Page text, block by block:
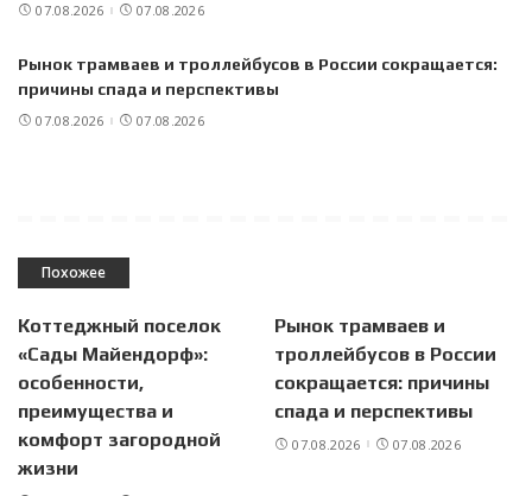
07.08.2026 07.08.2026
Рынок трамваев и троллейбусов в России сокращается:
причины спада и перспективы
07.08.2026 07.08.2026
Похожее
Коттеджный поселок
«Сады Майендорф»:
особенности,
преимущества и
комфорт загородной
жизни
Рынок трамваев и
троллейбусов в России
сокращается: причины
спада и перспективы
07.08.2026 07.08.2026